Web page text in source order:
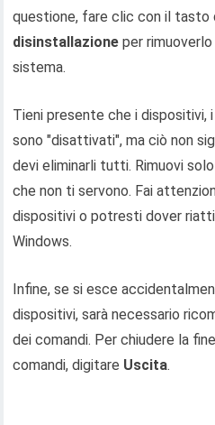
questione, fare clic con il tasto
disinstallazione per
sistema.
Tieni presente che i dispositivi,
sono "disattivati", ma ciò non
devi eliminarli tutti. Rimuovi
che non ti servono. Fai
dispositivi o potresti dover
Windows.
Infine, se si esce
dispositivi, sarà necessario
dei comandi. Per chiudere la
comandi, digitare Uscita.